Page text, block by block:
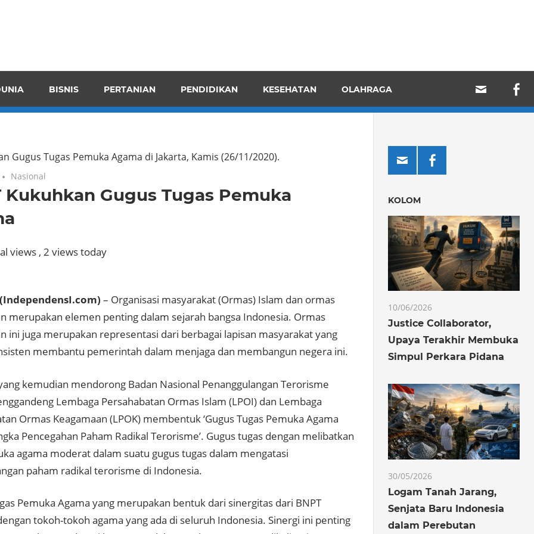
BISNIS PERTANIAN PENDIDIKAN KESEHATAN OLAHRAGA
Gugus Tugas Pemuka Agama di Jakarta, Kamis (26/11/2020).
Nasional
Kukuhkan Gugus Tugas Pemuka
views , 2 views today
(IndependensI.com) – Organisasi masyarakat (Ormas) Islam dan ormas
merupakan elemen penting dalam sejarah bangsa Indonesia. Ormas
ini juga merupakan representasi dari berbagai lapisan masyarakat yang
membantu pemerintah dalam menjaga dan membangun negera ini.
kemudian mendorong Badan Nasional Penanggulangan Terorisme
Lembaga Persahabatan Ormas Islam (LPOI) dan Lembaga
Ormas Keagamaan (LPOK) membentuk ‘Gugus Tugas Pemuka Agama
Pencegahan Paham Radikal Terorisme’. Gugus tugas dengan melibatkan
agama moderat dalam suatu gugus tugas dalam mengatasi
paham radikal terorisme di Indonesia.
Pemuka Agama yang merupakan bentuk dari sinergitas dari BNPT
tokoh-tokoh agama yang ada di seluruh Indonesia. Sinergi ini penting
KOLOM
10/06/2026
Justice Collaborator,
Upaya Terakhir Membuka
Simpul Perkara Pidana
30/05/2026
Logam Tanah Jarang,
Senjata Baru Indonesia
dalam Perebutan